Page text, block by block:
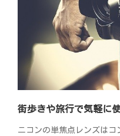
街歩きや旅行で気軽に
ニコンの単焦点レンズは